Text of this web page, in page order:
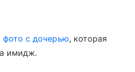
фото с дочерью, которая
имидж.